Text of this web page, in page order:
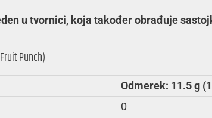
u tvornici, koja također obrađuje
Punch)
Odmerek: 11.5 g
0